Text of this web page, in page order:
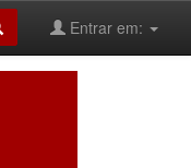
Entrar em: